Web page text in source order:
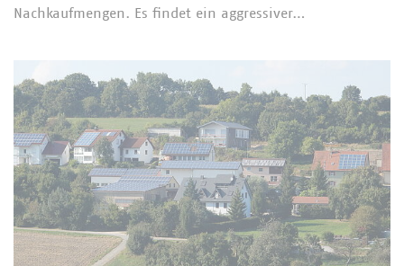
Nachkaufmengen. Es findet ein aggressiver…